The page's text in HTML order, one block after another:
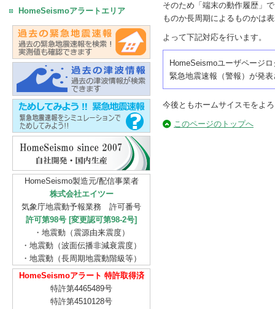
HomeSeismoアラートエリア
HomeSeismo製造元/配信事業者
株式会社エイツー
気象庁地震動予報業務 許可番号
許可第98号 [変更認可第98-2号]
・地震動（震源由来震度）
・地震動（波面伝播非減衰震度）
・地震動（長周期地震動階級等）
HomeSeismoアラート 特許取得済
特許第4465489号
特許第4510128号
そのため「端末の動作履歴」
ものか長周期によるものかは
よって下記対応を行います。
HomeSeismoユーザページ
緊急地震速報（警報）が発
今後ともホームサイスモをよ
このページのトップへ